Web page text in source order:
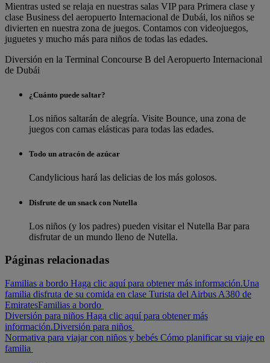
Mientras usted se relaja en nuestras salas VIP para Primera clase y
clase Business del aeropuerto Internacional de Dubái, los niños se
divierten en nuestra zona de juegos. Contamos con videojuegos,
juguetes y mucho más para niños de todas las edades.
Diversión en la Terminal Concourse B del Aeropuerto Internacional
de Dubái
¿Cuánto puede saltar?
Los niños saltarán de alegría. Visite Bounce, una zona de
juegos con camas elásticas para todas las edades.
Todo un atracón de azúcar
Candylicious hará las delicias de los más golosos.
Disfrute de un snack con Nutella
Los niños (y los padres) pueden visitar el Nutella Bar para
disfrutar de un mundo lleno de Nutella.
Páginas relacionadas
Familias a bordo Haga clic aquí para obtener más información.Una
familia disfruta de su comida en clase Turista del Airbus A380 de
EmiratesFamilias a bordo
Diversión para niños Haga clic aquí para obtener más
información.Diversión para niños
Normativa para viajar con niños y bebés Cómo planificar su viaje en
familia